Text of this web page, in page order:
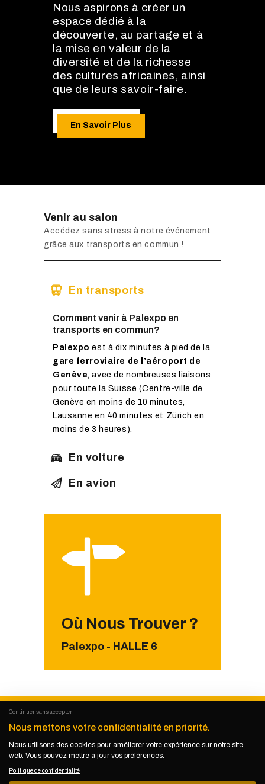
Nous aspirons à créer un
espace dédié à la
découverte, au partage et à
la mise en valeur de la
diversité et de la richesse
des cultures africaines, ainsi
que de leurs savoir-faire.
En Savoir Plus
Venir au salon
Accédez sans stress à notre événement
grâce aux transports en commun !
En transports
Comment venir à Palexpo en
transports en commun?
Palexpo est à dix minutes à pied de la
gare ferroviaire de l’aéroport de
Genève, avec de nombreuses liaisons
pour toute la Suisse (Centre-ville de
Genève en moins de 10 minutes,
Lausanne en 40 minutes et Zürich en
moins de 3 heures).
En voiture
En avion
Où Nous Trouver ?
Palexpo - HALLE 6
KEMET KIKUNDI© 2026. Tous droits
réservés.
Politique de confidentialité
Continuer sans accepter
Nous mettons votre confidentialité en priorité.
Nous utilisons des cookies pour améliorer votre expérience sur notre site
web. Vous pouvez mettre à jour vos préférences.
Politique de confidentialité